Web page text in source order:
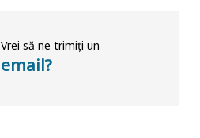
Vrei să ne trimiți un
email?